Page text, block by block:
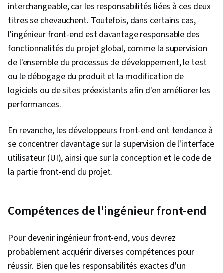
interchangeable, car les responsabilités liées à ces deux
titres se chevauchent. Toutefois, dans certains cas,
l'ingénieur front-end est davantage responsable des
fonctionnalités du projet global, comme la supervision
de l'ensemble du processus de développement, le test
ou le débogage du produit et la modification de
logiciels ou de sites préexistants afin d'en améliorer les
performances.
En revanche, les développeurs front-end ont tendance à
se concentrer davantage sur la supervision de l'interface
utilisateur (UI), ainsi que sur la conception et le code de
la partie front-end du projet.
Compétences de l'ingénieur front-end
Pour devenir ingénieur front-end, vous devrez
probablement acquérir diverses compétences pour
réussir. Bien que les responsabilités exactes d'un